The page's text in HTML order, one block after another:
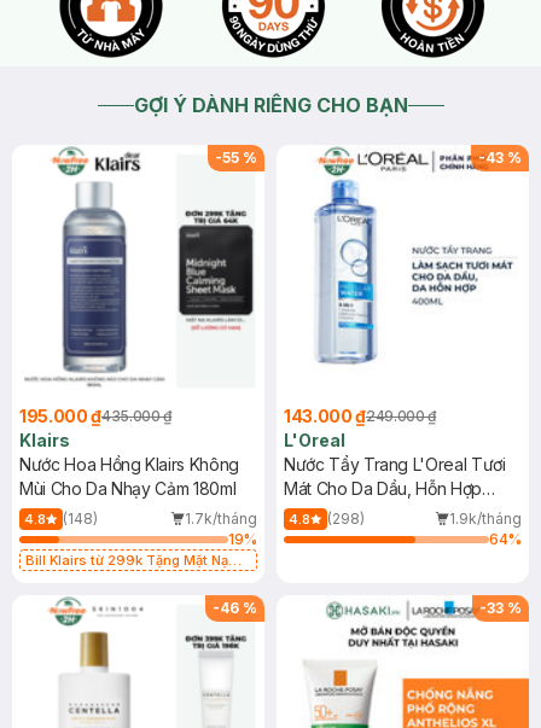
GỢI Ý DÀNH RIÊNG CHO BẠN
-55 %
195.000 ₫435.000 ₫
Klairs
Nước Hoa Hồng Klairs Không
Mùi Cho Da Nhạy Cảm 180ml
4.8 (148)
1.7k/tháng
19%
Bill Klairs từ 299k Tặng Mặt Nạ
25ml (SL Có Hạn)
-43 %
143.000 ₫249.000 ₫
L'Oreal
Nước Tẩy Trang L'Oreal Tươi
Mát Cho Da Dầu, Hỗn Hợp
400ml
4.8 (298)
1.9k/tháng
64%
-46 % -33 %